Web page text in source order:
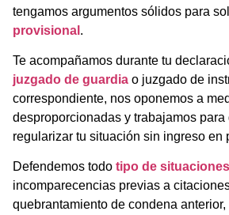
tengamos argumentos sólidos para
provisional .
Te acompañamos durante tu
juzgado de guardia o juzgado de
correspondiente, nos oponemos a
desproporcionadas y trabajamos para
regularizar tu situación sin ingreso en
Defendemos todo tipo de situaciones
incomparecencias previas a
quebrantamiento de condena